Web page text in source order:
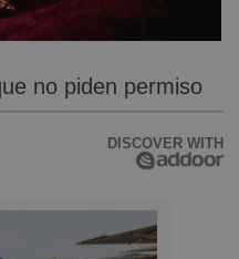
no piden permiso
DISCOVER WITH